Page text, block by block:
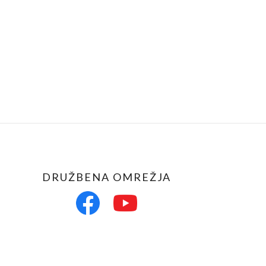
DRUŽBENA OMREŽJA